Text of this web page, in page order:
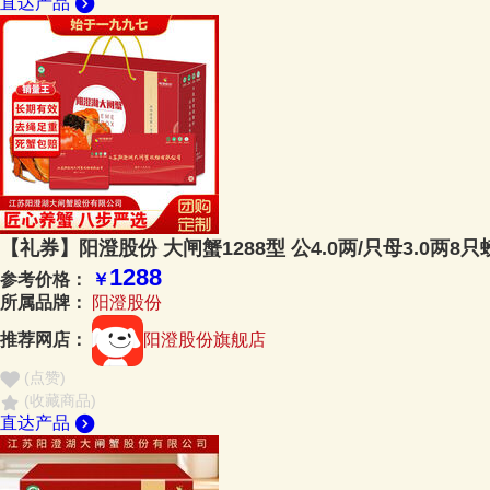
【礼券】阳澄股份 大闸蟹1288型 公4.0两/只母3.0两8只
参考价格： ￥1288
所属品牌：
阳澄股份
推荐网店：
阳澄股份旗舰店
(点赞)
(收藏商品)
直达产品